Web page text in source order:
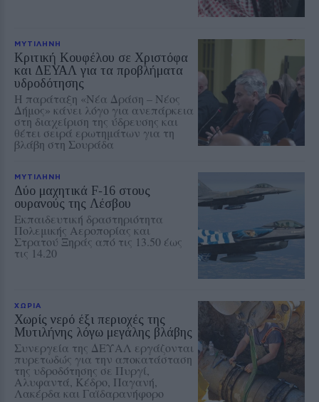
ΜΥΤΙΛΗΝΗ
Κριτική Κουφέλου σε Χριστόφα
και ΔΕΥΑΛ για τα προβλήματα
υδροδότησης
Η παράταξη «Νέα Δράση – Νέος
Δήμος» κάνει λόγο για ανεπάρκεια
στη διαχείριση της ύδρευσης και
θέτει σειρά ερωτημάτων για τη
βλάβη στη Σουράδα
ΜΥΤΙΛΗΝΗ
Δύο μαχητικά F‑16 στους
ουρανούς της Λέσβου
Εκπαιδευτική δραστηριότητα
Πολεμικής Αεροπορίας και
Στρατού Ξηράς από τις 13.50 έως
τις 14.20
ΧΩΡΙΑ
Χωρίς νερό έξι περιοχές της
Μυτιλήνης λόγω μεγάλης βλάβης
Συνεργεία της ΔΕΥΑΛ εργάζονται
πυρετωδώς για την αποκατάσταση
της υδροδότησης σε Πυργί,
Αλυφαντά, Κέδρο, Παγανή,
Λακέρδα και Γαϊδαρανήφορο